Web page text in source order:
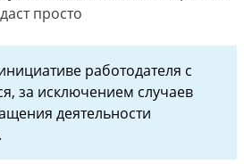
просто
работодателя с
за исключением случаев
деятельности